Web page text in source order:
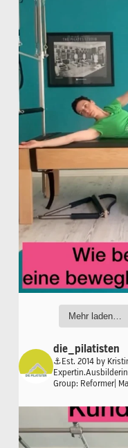
Mehr laden…
die_pilatisten
⚓️Est. 2014 by
Group: Reformer|